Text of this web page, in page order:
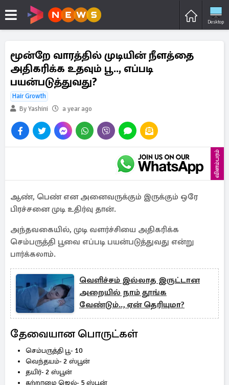
Desktop
மூன்றே வாரத்தில் முடியின் நீளத்தை
அதிகரிக்க உதவும் பூ.., எப்படி
பயன்படுத்துவது?
Hair Growth
By Yashini
a year ago
விளம்பரம்
ஆண், பெண் என அனைவருக்கும் இருக்கும் ஒரே
பிரச்சனை முடி உதிர்வு தான்.
அந்தவகையில், முடி வளர்ச்சியை அதிகரிக்க
செம்பருத்தி பூவை எப்படி பயன்படுத்துவது என்று
பார்க்கலாம்.
வெளிச்சம் இல்லாத இருட்டான
அறையில் நாம் தூங்க
வேண்டும்.., ஏன் தெரியுமா?
தேவையான பொருட்கள்
செம்பருத்தி பூ- 10
வெந்தயம்- 2 ஸ்பூன்
தயிர்- 2 ஸ்பூன்
கற்றாழை ஜெல்- 5 ஸ்பூன்